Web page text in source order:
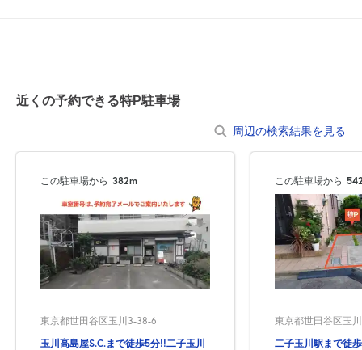
近くの予約できる特P駐車場
周辺の検索結果を見る
この駐車場から 382m
東京都世田谷区玉川3-38-6
玉川高島屋S.C.まで徒歩5分!!二子玉川
この駐車場から
東京都世田谷区玉川
二子玉川駅まで徒